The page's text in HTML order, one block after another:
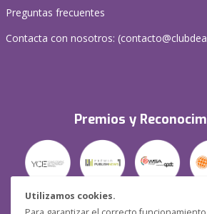
Utilizamos cookies.
Preguntas frecuentes
Contacta con nosotros: (
Premios y